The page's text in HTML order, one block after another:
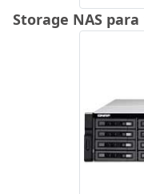
Storage NAS para